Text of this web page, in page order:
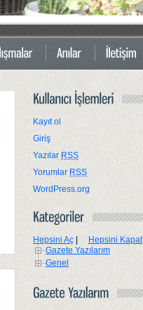
Kayıt ol
Giriş
Yazılar RSS
Yorumlar RSS
WordPress.org
Hepsini Aç
Hepsini Kapat
Gazete Yazılarım
Genel